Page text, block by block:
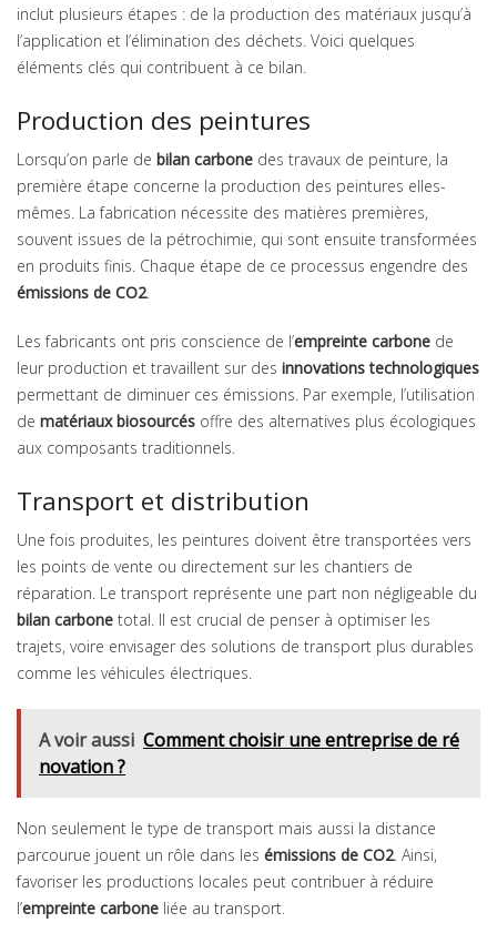
inclut plusieurs étapes : de la production des matériaux jusqu’à
l’application et l’élimination des déchets. Voici quelques
éléments clés qui contribuent à ce bilan.
Production des peintures
Lorsqu’on parle de bilan carbone des travaux de peinture, la
première étape concerne la production des peintures elles-
mêmes. La fabrication nécessite des matières premières,
souvent issues de la pétrochimie, qui sont ensuite transformées
en produits finis. Chaque étape de ce processus engendre des
émissions de CO2.
Les fabricants ont pris conscience de l’empreinte carbone de
leur production et travaillent sur des innovations technologiques
permettant de diminuer ces émissions. Par exemple, l’utilisation
de matériaux biosourcés offre des alternatives plus écologiques
aux composants traditionnels.
Transport et distribution
Une fois produites, les peintures doivent être transportées vers
les points de vente ou directement sur les chantiers de
réparation. Le transport représente une part non négligeable du
bilan carbone total. Il est crucial de penser à optimiser les
trajets, voire envisager des solutions de transport plus durables
comme les véhicules électriques.
A voir aussi Comment choisir une entreprise de ré
novation ?
Non seulement le type de transport mais aussi la distance
parcourue jouent un rôle dans les émissions de CO2. Ainsi,
favoriser les productions locales peut contribuer à réduire
l’empreinte carbone liée au transport.